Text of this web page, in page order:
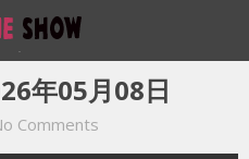
DayDay. 動画 2026年05月08日
年05月08日
Comments